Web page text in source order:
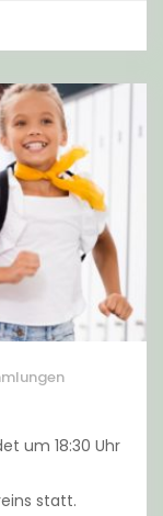
um 18:30 Uhr
statt.